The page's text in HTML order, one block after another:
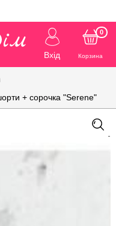
Вхід Корзина
0
+ сорочка "Serene"